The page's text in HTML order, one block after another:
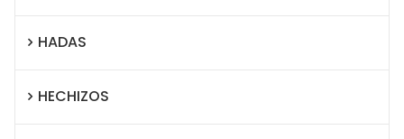
HADAS
HECHIZOS